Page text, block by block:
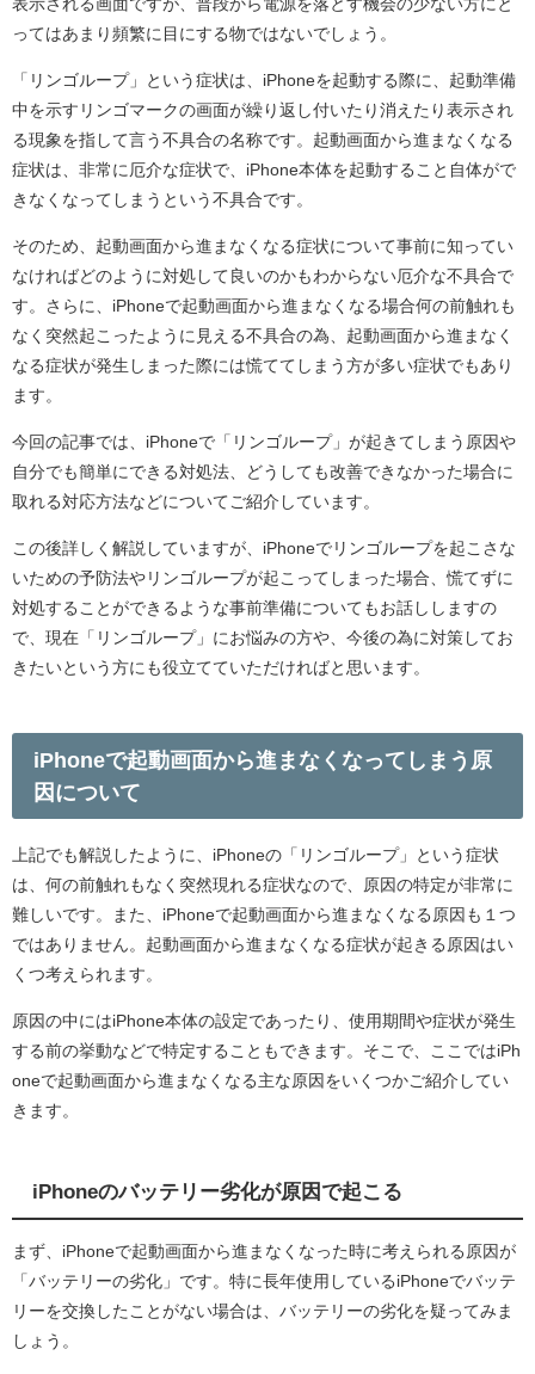
表示される画面ですが、普段から電源を落とす機会の少ない方にと
ってはあまり頻繁に目にする物ではないでしょう。
「リンゴループ」という症状は、iPhoneを起動する際に、起動準備
中を示すリンゴマークの画面が繰り返し付いたり消えたり表示され
る現象を指して言う不具合の名称です。起動画面から進まなくなる
症状は、非常に厄介な症状で、iPhone本体を起動すること自体がで
きなくなってしまうという不具合です。
そのため、起動画面から進まなくなる症状について事前に知ってい
なければどのように対処して良いのかもわからない厄介な不具合で
す。さらに、iPhoneで起動画面から進まなくなる場合何の前触れも
なく突然起こったように見える不具合の為、起動画面から進まなく
なる症状が発生しまった際には慌ててしまう方が多い症状でもあり
ます。
今回の記事では、iPhoneで「リンゴループ」が起きてしまう原因や
自分でも簡単にできる対処法、どうしても改善できなかった場合に
取れる対応方法などについてご紹介しています。
この後詳しく解説していますが、iPhoneでリンゴループを起こさな
いための予防法やリンゴループが起こってしまった場合、慌てずに
対処することができるような事前準備についてもお話ししますの
で、現在「リンゴループ」にお悩みの方や、今後の為に対策してお
きたいという方にも役立てていただければと思います。
iPhoneで起動画面から進まなくなってしまう原
因について
上記でも解説したように、iPhoneの「リンゴループ」という症状
は、何の前触れもなく突然現れる症状なので、原因の特定が非常に
難しいです。また、iPhoneで起動画面から進まなくなる原因も１つ
ではありません。起動画面から進まなくなる症状が起きる原因はい
くつ考えられます。
原因の中にはiPhone本体の設定であったり、使用期間や症状が発生
する前の挙動などで特定することもできます。そこで、ここではiPh
oneで起動画面から進まなくなる主な原因をいくつかご紹介してい
きます。
iPhoneのバッテリー劣化が原因で起こる
まず、iPhoneで起動画面から進まなくなった時に考えられる原因が
「バッテリーの劣化」です。特に長年使用しているiPhoneでバッテ
リーを交換したことがない場合は、バッテリーの劣化を疑ってみま
しょう。